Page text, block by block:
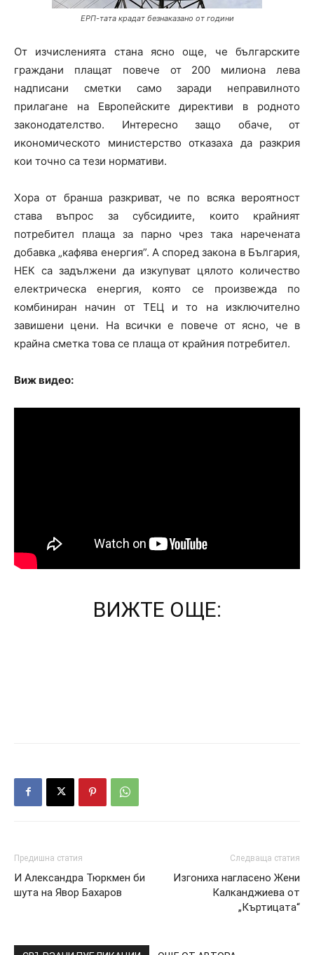
ЕРП-тата крадат безнаказано от години
От изчисленията стана ясно още, че българските
граждани плащат повече от 200 милиона лева
надписани сметки само заради неправилното
прилагане на Европейските директиви в родното
законодателство. Интересно защо обаче, от
икономическото министерство отказаха да разкрия
кои точно са тези нормативи.
Хора от бранша разкриват, че по всяка вероятност
става въпрос за субсидиите, които крайният
потребител плаща за парно чрез така наречената
добавка „кафява енергия”. А според закона в България,
НЕК са задължени да изкупуват цялото количество
електрическа енергия, която се произвежда по
комбиниран начин от ТЕЦ и то на изключително
завишени цени. На всички е повече от ясно, че в
крайна сметка това се плаща от крайния потребител.
Виж видео:
ВИЖТЕ ОЩЕ:
Предишна статия
И Александра Тюркмен би
шута на Явор Бахаров
Следваща статия
Изгониха нагласено Жени
Калканджиева от
„Къртицата“